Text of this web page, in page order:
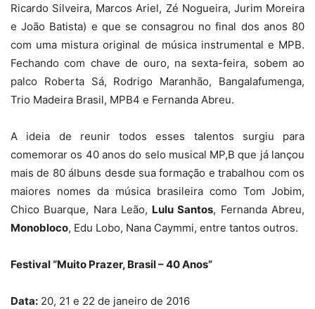
Ricardo Silveira, Marcos Ariel, Zé Nogueira, Jurim Moreira
e João Batista) e que se consagrou no final dos anos 80
com uma mistura original de música instrumental e MPB.
Fechando com chave de ouro, na sexta-feira, sobem ao
palco Roberta Sá, Rodrigo Maranhão, Bangalafumenga,
Trio Madeira Brasil, MPB4 e Fernanda Abreu.
A ideia de reunir todos esses talentos surgiu para
comemorar os 40 anos do selo musical MP,B que já lançou
mais de 80 álbuns desde sua formação e trabalhou com os
maiores nomes da música brasileira como Tom Jobim,
Chico Buarque, Nara Leão, Lulu Santos, Fernanda Abreu,
Monobloco, Edu Lobo, Nana Caymmi, entre tantos outros.
Festival “Muito Prazer, Brasil – 40 Anos”
Data: 20, 21 e 22 de janeiro de 2016